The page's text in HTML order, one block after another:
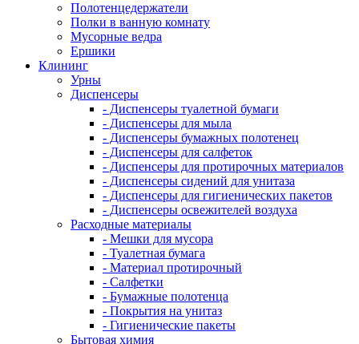
Полотенцедержатели
Полки в ванную комнату
Мусорные ведра
Ершики
Клининг
Урны
Диспенсеры
- Диспенсеры туалетной бумаги
- Диспенсеры для мыла
- Диспенсеры бумажных полотенец
- Диспенсеры для салфеток
- Диспенсеры для протирочных материалов
- Диспенсеры сидений для унитаза
- Диспенсеры для гигиенических пакетов
- Диспенсеры освежителей воздуха
Расходные материалы
- Мешки для мусора
- Туалетная бумага
- Материал протирочный
- Салфетки
- Бумажные полотенца
- Покрытия на унитаз
- Гигиенические пакеты
Бытовая химия